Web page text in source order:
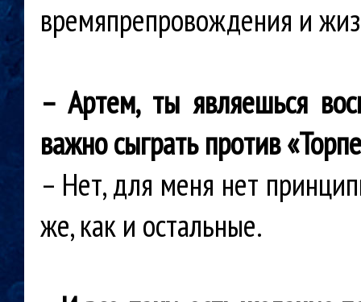
времяпрепровождения и
– Артем, ты являешься
важно сыграть против
– Нет, для меня нет
же, как и остальные.